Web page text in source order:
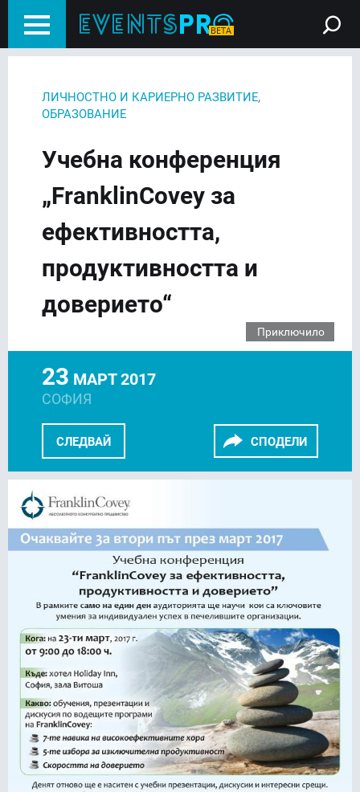
ЛИЧНОСТНО И КАРИЕРНО РАЗВИТИЕ,
ОБРАЗОВАНИЕ
Учебна конференция
„FranklinCovey за
ефективността,
продуктивността и
доверието“
Приключило
СЛЕДВАЙ СПОДЕЛИ
23 МАРТ 2017
СОФИЯ